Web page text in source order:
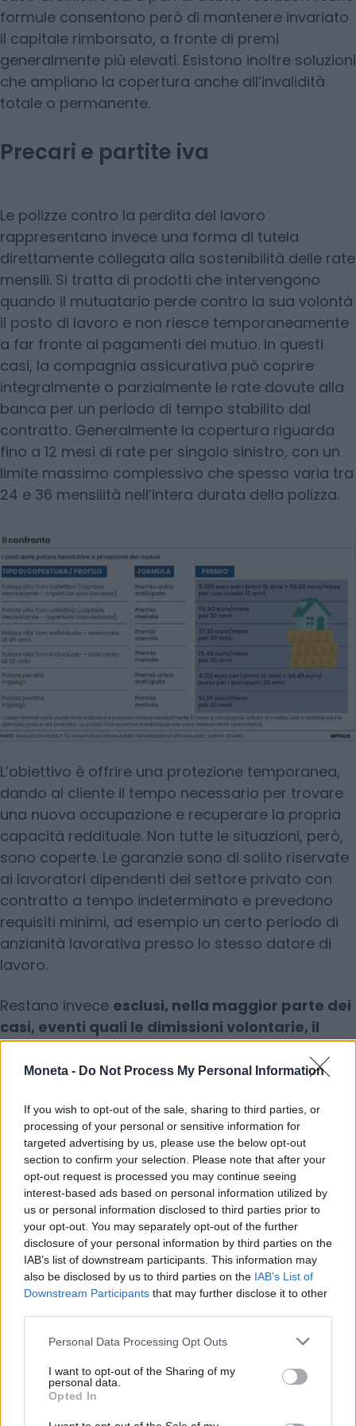
Moneta - Do Not Process My Personal Information
If you wish to opt-out of the sale, sharing to third parties, or
processing of your personal or sensitive information for
targeted advertising by us, please use the below opt-out
section to confirm your selection. Please note that after your
opt-out request is processed you may continue seeing
interest-based ads based on personal information utilized by
us or personal information disclosed to third parties prior to
your opt-out. You may separately opt-out of the further
disclosure of your personal information by third parties on the
IAB’s list of downstream participants. This information may
also be disclosed by us to third parties on the IAB’s List of
Downstream Participants that may further disclose it to other
Personal Data Processing Opt Outs
I want to opt-out of the Sharing of my
personal data.
Opted In
formule consentono però di mantenere invariato
il capitale rimborsato, a fronte di premi
generalmente più elevati. Esistono inoltre soluzioni
che ampliano la copertura anche all’invalidità
totale o permanente.
Precari e partite iva
Le polizze contro la perdita del lavoro
rappresentano invece una forma di tutela
direttamente collegata alla sostenibilità delle rate
mensili. Si tratta di prodotti che intervengono
quando il mutuatario perde contro la sua volontà
il posto di lavoro e non riesce temporaneamente
a far fronte ai pagamenti del mutuo. In questi
casi, la compagnia assicurativa può coprire
integralmente o parzialmente le rate dovute alla
banca per un periodo di tempo stabilito dal
contratto. Generalmente la copertura riguarda
fino a 12 mesi di rate per singolo sinistro, con un
limite massimo complessivo che spesso varia tra
24 e 36 mensilità nell’intera durata della polizza.
L’obiettivo è offrire una protezione temporanea,
dando al cliente il tempo necessario per trovare
una nuova occupazione e recuperare la propria
capacità reddituale. Non tutte le situazioni, però,
sono coperte. Le garanzie sono di solito riservate
ai lavoratori dipendenti del settore privato con
contratto a tempo indeterminato e prevedono
requisiti minimi, ad esempio un certo periodo di
anzianità lavorativa presso lo stesso datore di
lavoro.
Restano invece esclusi, nella maggior parte dei
casi, eventi quali le dimissioni volontarie, il
licenziamento per giusta causa o la scadenza
di un contratto a termine.
Anche ilavoratori autonomiseguono logiche
differenti: per loro le compagnie propongono più
spesso coperture legate all’inabilità temporanea
o alle gravi malattie piuttosto che alla perdita
dell’impiego.
Limiti e costi
Restano da valutare con attenzione i periodi di
carenza e le franchigie. Molte polizze, infatti, non
diventano operative immediatamente: può